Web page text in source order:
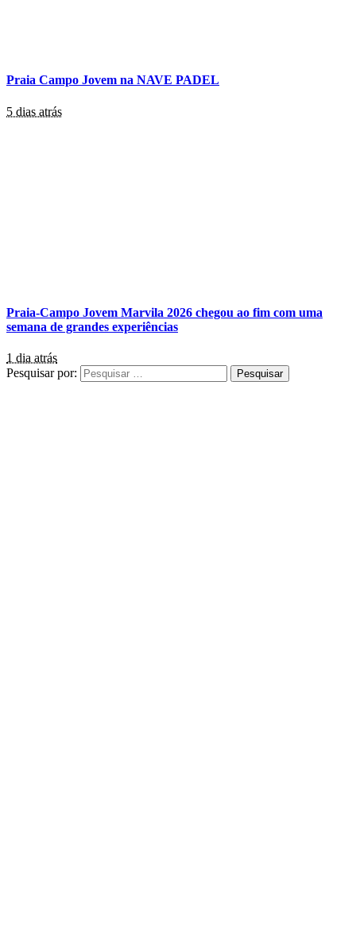
Praia Campo Jovem na NAVE PADEL
5 dias atrás
Praia-Campo Jovem Marvila 2026 chegou ao fim com uma
semana de grandes experiências
1 dia atrás
Pesquisar por: